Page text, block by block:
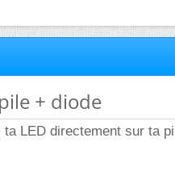
+ diode
LED directement sur ta